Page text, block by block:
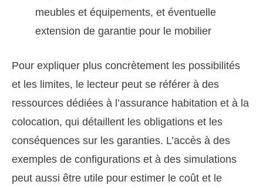
meubles et équipements, et éventuelle
extension de garantie pour le mobilier
Pour expliquer plus concrètement les possibilités
et les limites, le lecteur peut se référer à des
ressources dédiées à l’assurance habitation et à la
colocation, qui détaillent les obligations et les
conséquences sur les garanties. L’accès à des
exemples de configurations et à des simulations
peut aussi être utile pour estimer le coût et le